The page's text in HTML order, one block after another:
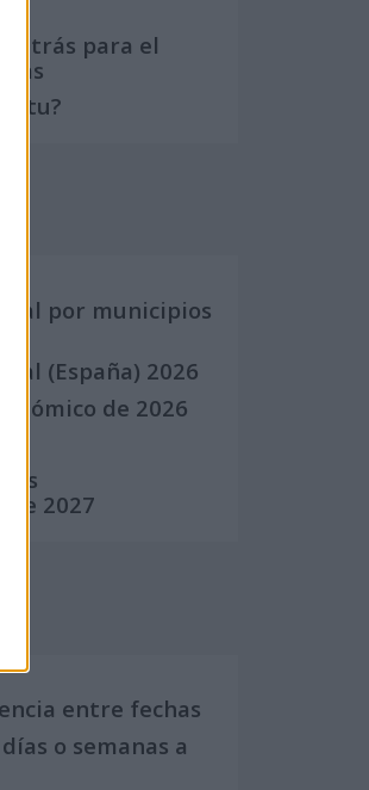
atrás para el
tu?
por municipios
(España) 2026
de 2026
de 2027
entre fechas
o semanas a